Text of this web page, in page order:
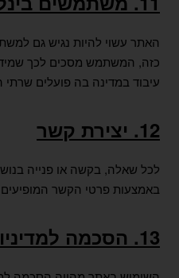
האתר עשוי להיות נגיש גם
כזה, המשתמש מסכים לכך
עיבוד במדינה בה פועלים
12. יצירת קשר
לכל שאלה, בקשה או פנייה
באמצעות פרטי הקשר
13. הסכמה למדיניות